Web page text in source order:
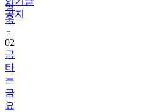
공지
영
웅
02
금
타
는
금
요